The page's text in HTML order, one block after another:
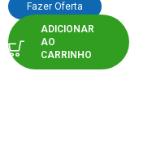
Fazer Oferta
ADICIONAR
AO
CARRINHO